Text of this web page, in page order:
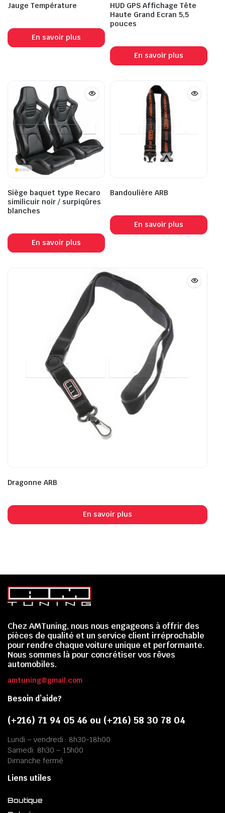
Jauge Température
En savoir plus
HUD GPS Affichage Tête
Haute Grand Ecran 5,5
pouces
En savoir plus
Siège baquet type Recaro
similicuir noir / surpiqûres
blanches
En savoir plus
Bandoulière ARB
En savoir plus
Dragonne ARB
En savoir plus
Chez AMTuning, nous nous engageons à offrir des
pièces de qualité et un service client irréprochable
pour rendre chaque voiture unique et performante.
Nous sommes là pour concrétiser vos rêves
automobiles.
amtuning@gmail.com
Besoin d’aide?
(+216) 71 94 05 46 ou (+216) 58 30 78 04
Lundi – vendredi : 8h30-18h00
Samedi: 8h30 – 15h00
Dimanche fermé
Liens utiles
Boutique